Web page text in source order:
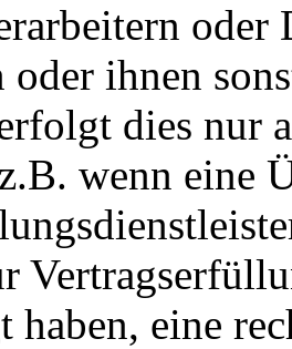
oder
oder ihnen
dies nur
wenn eine
eine